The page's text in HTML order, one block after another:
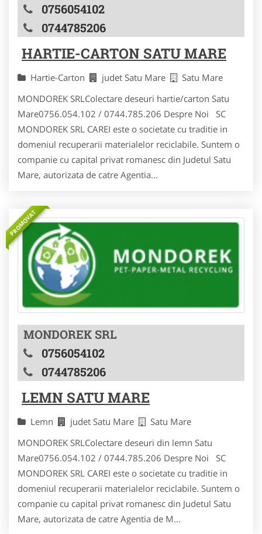
0756054102
0744785206
HARTIE-CARTON SATU MARE
Hartie-Carton judet Satu Mare
Satu Mare
MONDOREK SRLColectare deseuri hartie/carton Satu
Mare0756.054.102 / 0744.785.206 Despre Noi SC
MONDOREK SRL CAREI este o societate cu traditie in
domeniul recuperarii materialelor reciclabile. Suntem o
companie cu capital privat romanesc din Judetul Satu
Mare, autorizata de catre Agentia...
PROMOVAT
MONDOREK SRL
0756054102
0744785206
LEMN SATU MARE
Lemn judet Satu Mare
Satu Mare
MONDOREK SRLColectare deseuri din lemn Satu
Mare0756.054.102 / 0744.785.206 Despre Noi SC
MONDOREK SRL CAREI este o societate cu traditie in
domeniul recuperarii materialelor reciclabile. Suntem o
companie cu capital privat romanesc din Judetul Satu
Mare, autorizata de catre Agentia de M...